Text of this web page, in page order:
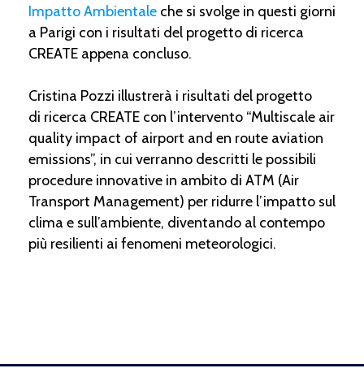
Impatto Ambientale che si svolge in questi giorni
a Parigi con i risultati del progetto di ricerca
CREATE appena concluso.
Cristina Pozzi illustrerà i risultati del progetto
di ricerca CREATE con l’intervento “Multiscale air
quality impact of airport and en route aviation
emissions”, in cui verranno descritti le possibili
procedure innovative in ambito di ATM (Air
Transport Management) per ridurre l’impatto sul
clima e sull’ambiente, diventando al contempo
più resilienti ai fenomeni meteorologici.